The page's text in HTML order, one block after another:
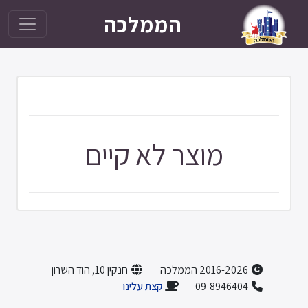
הממלכה
מוצר לא קיים
חנקין 10, הוד השרון
קצת עלינו